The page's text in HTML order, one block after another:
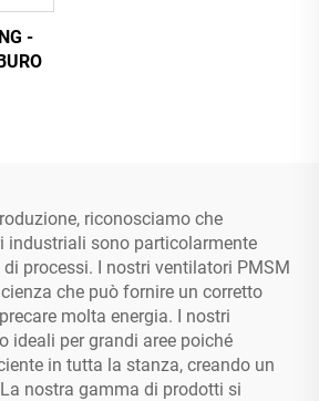
-
riconosciamo che
industriali sono particolarmente
processi. I nostri ventilatori PMSM
che può fornire un corretto
molta energia. I nostri
ideali per grandi aree poiché
in tutta la stanza, creando un
nostra gamma di prodotti si